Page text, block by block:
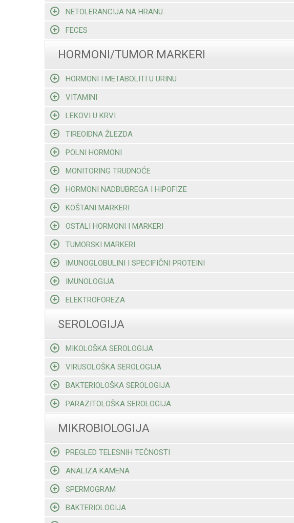
NETOLERANCIJA NA HRANU
FECES
HORMONI/TUMOR MARKERI
HORMONI I METABOLITI U URINU
VITAMINI
LEKOVI U KRVI
TIREOIDNA ŽLEZDA
POLNI HORMONI
MONITORING TRUDNOĆE
HORMONI NADBUBREGA I HIPOFIZE
KOŠTANI MARKERI
OSTALI HORMONI I MARKERI
TUMORSKI MARKERI
IMUNOGLOBULINI I SPECIFIČNI PROTEINI
IMUNOLOGIJA
ELEKTROFOREZA
SEROLOGIJA
MIKOLOŠKA SEROLOGIJA
VIRUSOLOŠKA SEROLOGIJA
BAKTERIOLOŠKA SEROLOGIJA
PARAZITOLOŠKA SEROLOGIJA
MIKROBIOLOGIJA
PREGLED TELESNIH TEČNOSTI
ANALIZA KAMENA
SPERMOGRAM
BAKTERIOLOGIJA